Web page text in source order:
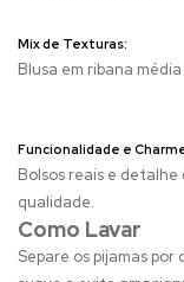
Mix de Texturas:
Blusa em ribana
Funcionalidade e
Bolsos reais e
qualidade.
Como Lavar
Separe os pijamas